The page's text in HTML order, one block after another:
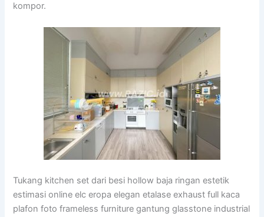
kompor.
Tukang kitchen set dari besi hollow baja ringan estetik
estimasi online elc eropa elegan etalase exhaust full kaca
plafon foto frameless furniture gantung glasstone industrial